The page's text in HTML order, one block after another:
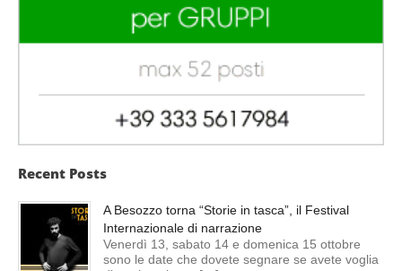
Recent Posts
A Besozzo torna “Storie in tasca”, il Festival
Internazionale di narrazione
Venerdì 13, sabato 14 e domenica 15 ottobre
sono le date che dovete segnare se avete voglia